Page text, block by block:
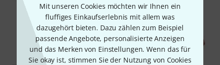
Mit unseren Cookies möchten wir Ihnen ein
fluffiges Einkaufserlebnis mit allem was
dazugehört bieten. Dazu zählen zum Beispiel
passende Angebote, personalisierte Anzeigen
und das Merken von Einstellungen. Wenn das für
Sie okay ist, stimmen Sie der Nutzung von Cookies